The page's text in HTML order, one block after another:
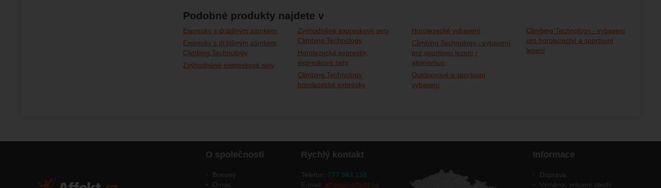
Podobné produkty najdete v
Expresky s drátěným zámkem
Expresky s drátěným zámkem
Climbing Technology
Zvýhodněné expreskové sety
Zvýhodněné expreskové sety
Climbing Technology
Horolezecké expresky,
expreskové sety
Climbing Technology
horolezecké expresky
Horolezecké vybavení
Climbing Technology - vybavení
pro sportovní lezení i
alpinismus
Outdoorové a sportovní
vybavení
Climbing Technology - vybavení
pro horolezectví a sportovní
lezení
O společnosti
Bonusy
O nás
Rychlý kontakt
Telefon: 777 563 138
E-mail: affekt@affekt.cz
Informace
Doprava
Výměna, vrácení zboží